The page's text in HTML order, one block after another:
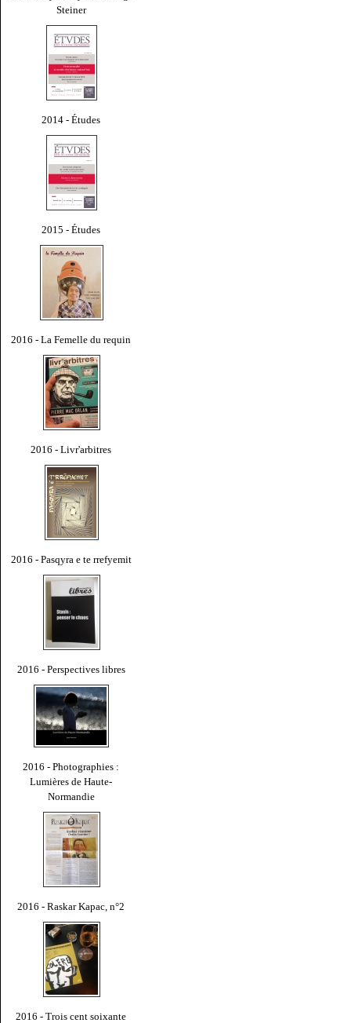
Steiner
2014 - Études
2015 - Études
2016 - La Femelle du requin
2016 - Livr'arbitres
2016 - Pasqyra e te rrefyemit
2016 - Perspectives libres
2016 - Photographies :
Lumières de Haute-
Normandie
2016 - Raskar Kapac, n°2
2016 - Trois cent soixante